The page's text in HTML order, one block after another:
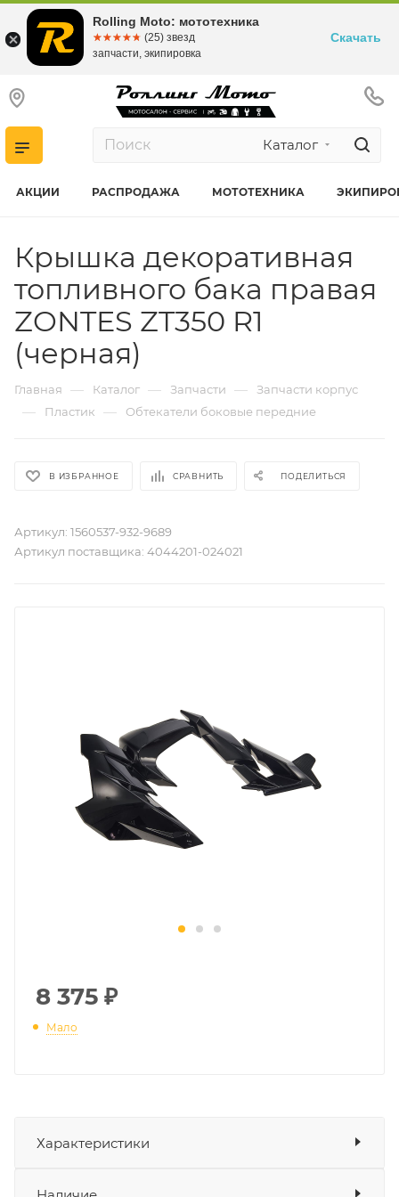
Каталог
АКЦИИ РАСПРОДАЖА МОТОТЕХНИКА
Крышка декоративная
топливного бака правая
ZONTES ZT350 R1
(черная)
Главная — Каталог — Запчасти — Запчасти корпус
— Пластик — Обтекатели боковые передние
В ИЗБРАННОЕ СРАВНИТЬ ПОДЕЛИТЬСЯ
Артикул: 1560537-932-9689
Артикул поставщика: 4044201-024021
8 375 ₽
Мало
Характеристики
Rolling Moto: мототехника
☆☆☆☆☆
★★★★★ (25) звезд
запчасти, экипировка
Скачать